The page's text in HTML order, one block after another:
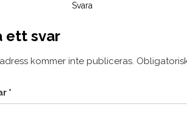
Svara
ett svar
kommer inte publiceras.
*